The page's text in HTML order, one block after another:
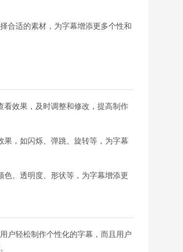
合适的素材，为字幕增添更多个性和
看效果，及时调整和修改，提高制作
，如闪烁、弹跳、旋转等，为字幕
、透明度、形状等，为字幕增添更
户轻松制作个性化的字幕，而且用户